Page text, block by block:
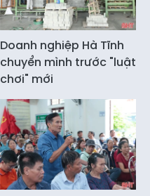
Doanh nghiệp Hà Tĩnh
chuyển mình trước "luật
chơi" mới